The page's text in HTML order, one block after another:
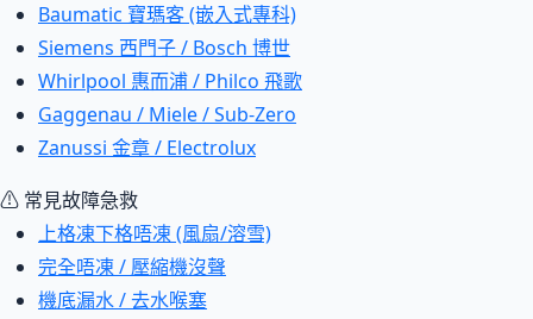
Baumatic 寶瑪客 (嵌入式專科)
Siemens 西門子 / Bosch 博世
Whirlpool 惠而浦 / Philco 飛歌
Gaggenau / Miele / Sub-Zero
Zanussi 金章 / Electrolux
⚠ 常見故障急救
上格凍下格唔凍 (風扇/溶雪)
完全唔凍 / 壓縮機沒聲
機底漏水 / 去水喉塞